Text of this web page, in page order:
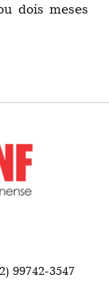
dois meses
99742-3547